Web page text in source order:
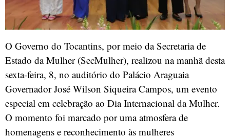
O Governo do Tocantins, por meio da Secretaria de
Estado da Mulher (SecMulher), realizou na manhã desta
sexta-feira, 8, no auditório do Palácio Araguaia
Governador José Wilson Siqueira Campos, um evento
especial em celebração ao Dia Internacional da Mulher.
O momento foi marcado por uma atmosfera de
homenagens e reconhecimento às mulheres